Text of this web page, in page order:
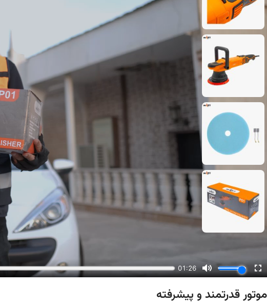
موتور قدرتمند و پیشرفته